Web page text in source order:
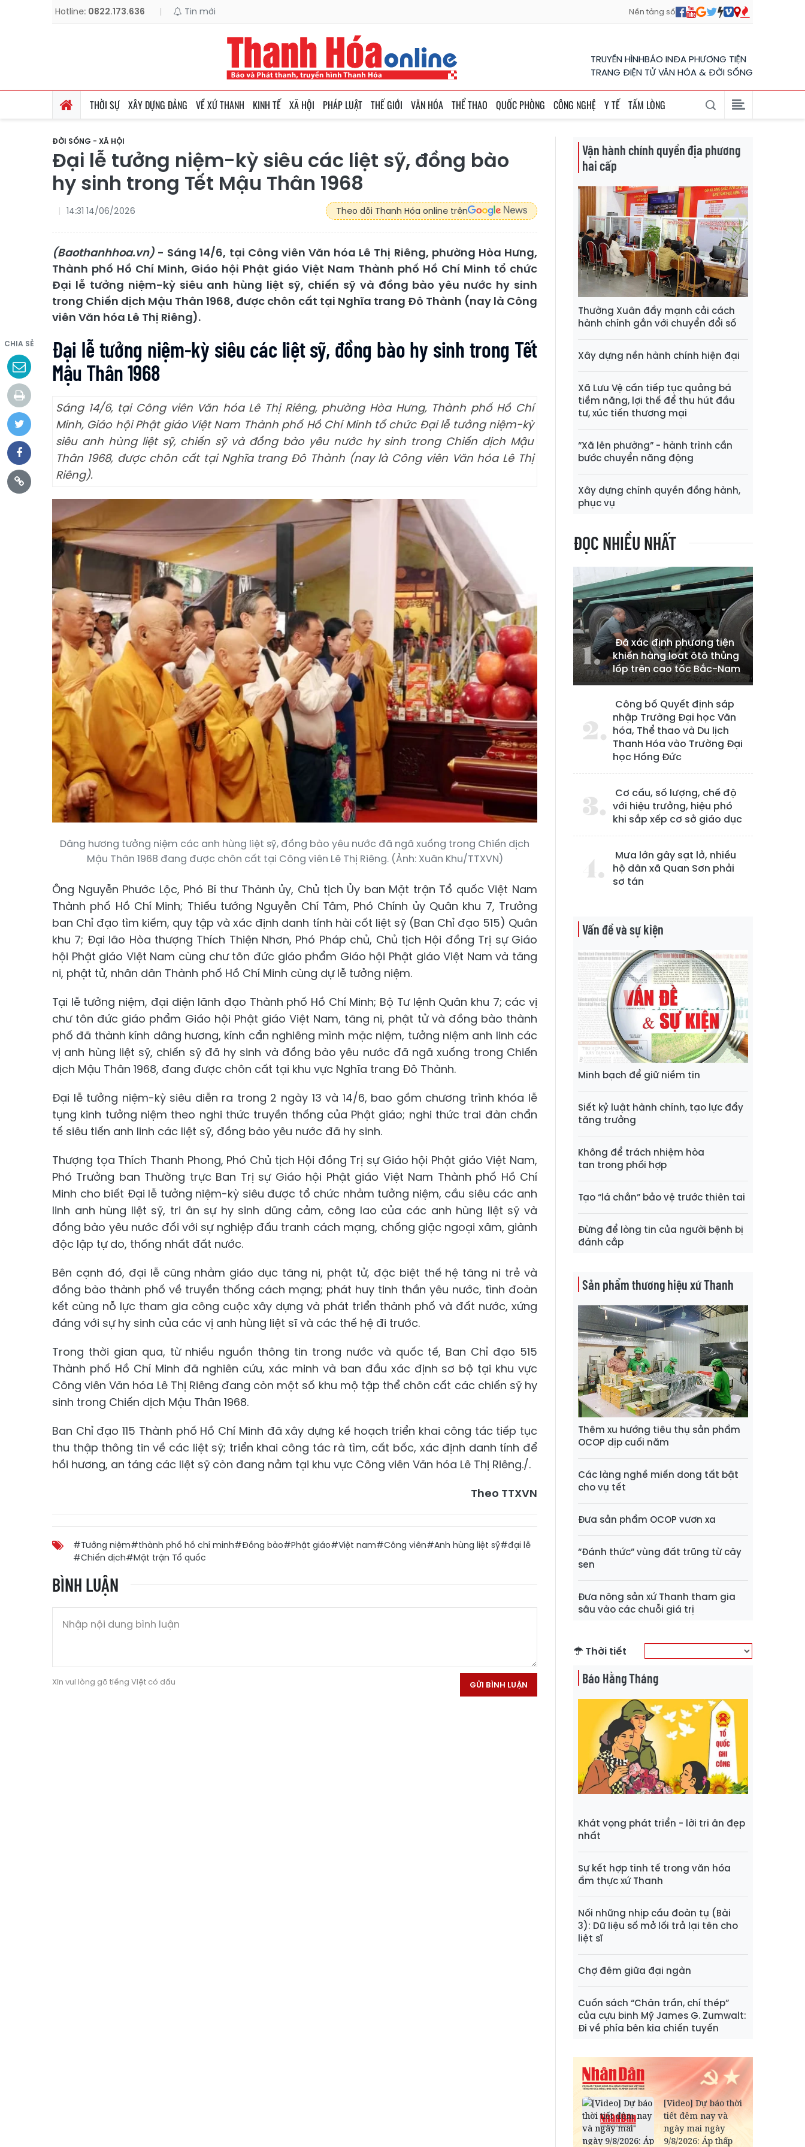
Hotline: 0822.173.636 | Tin mới Nền tảng số
TRUYỀN HÌNHBÁO INĐA PHƯƠNG TIỆN
TRANG ĐIỆN TỬ VĂN HÓA & ĐỜI SỐNG
THỜI SỰ XÂY DỰNG ĐẢNG VỀ XỨ THANH KINH TẾ XÃ HỘI PHÁP LUẬT THẾ GIỚI VĂN HÓA THỂ THAO QUỐC PHÒNG CÔNG NGHỆ Y TẾ TẤM LÒNG
ĐỜI SỐNG - XÃ HỘI
Đại lễ tưởng niệm-kỳ siêu các liệt sỹ, đồng bào
hy sinh trong Tết Mậu Thân 1968
14:31 14/06/2026 Theo dõi Thanh Hóa online trên
(Baothanhhoa.vn) - Sáng 14/6, tại Công viên Văn hóa Lê Thị Riêng, phường Hòa Hưng,
Thành phố Hồ Chí Minh, Giáo hội Phật giáo Việt Nam Thành phố Hồ Chí Minh tổ chức
Đại lễ tưởng niệm-kỳ siêu anh hùng liệt sỹ, chiến sỹ và đồng bào yêu nước hy sinh
trong Chiến dịch Mậu Thân 1968, được chôn cất tại Nghĩa trang Đô Thành (nay là Công
viên Văn hóa Lê Thị Riêng).
CHIA SẺ
Đại lễ tưởng niệm-kỳ siêu các liệt sỹ, đồng bào hy sinh trong Tết
Mậu Thân 1968
Sáng 14/6, tại Công viên Văn hóa Lê Thị Riêng, phường Hòa Hưng, Thành phố Hồ Chí
Minh, Giáo hội Phật giáo Việt Nam Thành phố Hồ Chí Minh tổ chức Đại lễ tưởng niệm-kỳ
siêu anh hùng liệt sỹ, chiến sỹ và đồng bào yêu nước hy sinh trong Chiến dịch Mậu
Thân 1968, được chôn cất tại Nghĩa trang Đô Thành (nay là Công viên Văn hóa Lê Thị
Riêng).
Dâng hương tưởng niệm các anh hùng liệt sỹ, đồng bào yêu nước đã ngã xuống trong Chiến dịch
Mậu Thân 1968 đang được chôn cất tại Công viên Lê Thị Riêng. (Ảnh: Xuân Khu/TTXVN)
Ông Nguyễn Phước Lộc, Phó Bí thư Thành ủy, Chủ tịch Ủy ban Mặt trận Tổ quốc Việt Nam
Thành phố Hồ Chí Minh; Thiếu tướng Nguyễn Chí Tâm, Phó Chính ủy Quân khu 7, Trưởng
ban Chỉ đạo tìm kiếm, quy tập và xác định danh tính hài cốt liệt sỹ (Ban Chỉ đạo 515) Quân
khu 7; Đại lão Hòa thượng Thích Thiện Nhơn, Phó Pháp chủ, Chủ tịch Hội đồng Trị sự Giáo
hội Phật giáo Việt Nam cùng chư tôn đức giáo phẩm Giáo hội Phật giáo Việt Nam và tăng
ni, phật tử, nhân dân Thành phố Hồ Chí Minh cùng dự lễ tưởng niệm.
Tại lễ tưởng niệm, đại diện lãnh đạo Thành phố Hồ Chí Minh; Bộ Tư lệnh Quân khu 7; các vị
chư tôn đức giáo phẩm Giáo hội Phật giáo Việt Nam, tăng ni, phật tử và đồng bào thành
phố đã thành kính dâng hương, kính cẩn nghiêng mình mặc niệm, tưởng niệm anh linh các
vị anh hùng liệt sỹ, chiến sỹ đã hy sinh và đồng bào yêu nước đã ngã xuống trong Chiến
dịch Mậu Thân 1968, đang được chôn cất tại khu vực Nghĩa trang Đô Thành.
Đại lễ tưởng niệm-kỳ siêu diễn ra trong 2 ngày 13 và 14/6, bao gồm chương trình khóa lễ
tụng kinh tưởng niệm theo nghi thức truyền thống của Phật giáo; nghi thức trai đàn chẩn
tế siêu tiến anh linh các liệt sỹ, đồng bào yêu nước đã hy sinh.
Thượng tọa Thích Thanh Phong, Phó Chủ tịch Hội đồng Trị sự Giáo hội Phật giáo Việt Nam,
Phó Trưởng ban Thường trực Ban Trị sự Giáo hội Phật giáo Việt Nam Thành phố Hồ Chí
Minh cho biết Đại lễ tưởng niệm-kỳ siêu được tổ chức nhằm tưởng niệm, cầu siêu các anh
linh anh hùng liệt sỹ, tri ân sự hy sinh dũng cảm, công lao của các anh hùng liệt sỹ và
đồng bào yêu nước đối với sự nghiệp đấu tranh cách mạng, chống giặc ngoại xâm, giành
độc lập tự do, thống nhất đất nước.
Bên cạnh đó, đại lễ cũng nhằm giáo dục tăng ni, phật tử, đặc biệt thế hệ tăng ni trẻ và
đồng bào thành phố về truyền thống cách mạng; phát huy tinh thần yêu nước, tình đoàn
kết cùng nỗ lực tham gia công cuộc xây dựng và phát triển thành phố và đất nước, xứng
đáng với sự hy sinh của các vị anh hùng liệt sĩ và các thế hệ đi trước.
Trong thời gian qua, từ nhiều nguồn thông tin trong nước và quốc tế, Ban Chỉ đạo 515
Thành phố Hồ Chí Minh đã nghiên cứu, xác minh và ban đầu xác định sơ bộ tại khu vực
Công viên Văn hóa Lê Thị Riêng đang còn một số khu mộ tập thể chôn cất các chiến sỹ hy
sinh trong Chiến dịch Mậu Thân 1968.
Ban Chỉ đạo 115 Thành phố Hồ Chí Minh đã xây dựng kế hoạch triển khai công tác tiếp tục
thu thập thông tin về các liệt sỹ; triển khai công tác rà tìm, cất bốc, xác định danh tính để
hồi hương, an táng các liệt sỹ còn đang nằm tại khu vực Công viên Văn hóa Lê Thị Riêng./.
Theo TTXVN
#Tưởng niệm#thành phố hồ chí minh#Đồng bào#Phật giáo#Việt nam#Công viên#Anh hùng liệt sỹ#đại lễ
#Chiến dịch#Mặt trận Tổ quốc
BÌNH LUẬN
Xin vui lòng gõ tiếng Việt có dấu GỬI BÌNH LUẬN
Vận hành chính quyền địa phương
hai cấp
Thường Xuân đẩy mạnh cải cách
hành chính gắn với chuyển đổi số
Xây dựng nền hành chính hiện đại
Xã Lưu Vệ cần tiếp tục quảng bá
tiềm năng, lợi thế để thu hút đầu
tư, xúc tiến thương mại
“Xã lên phường” - hành trình cần
bước chuyển năng động
Xây dựng chính quyền đồng hành,
phục vụ
ĐỌC NHIỀU NHẤT
Đã xác định phương tiện
khiến hàng loạt ôtô thủng
lốp trên cao tốc Bắc-Nam
Công bố Quyết định sáp
nhập Trường Đại học Văn
hóa, Thể thao và Du lịch
Thanh Hóa vào Trường Đại
học Hồng Đức
Cơ cấu, số lượng, chế độ
với hiệu trưởng, hiệu phó
khi sắp xếp cơ sở giáo dục
Mưa lớn gây sạt lở, nhiều
hộ dân xã Quan Sơn phải
sơ tán
Vấn đề và sự kiện
Minh bạch để giữ niềm tin
Siết kỷ luật hành chính, tạo lực đẩy
tăng trưởng
Không để trách nhiệm hòa
tan trong phối hợp
Tạo “lá chắn” bảo vệ trước thiên tai
Đừng để lòng tin của người bệnh bị
đánh cắp
Sản phẩm thương hiệu xứ Thanh
Thêm xu hướng tiêu thụ sản phẩm
OCOP dịp cuối năm
Các làng nghề miến dong tất bật
cho vụ tết
Đưa sản phẩm OCOP vươn xa
“Đánh thức” vùng đất trũng từ cây
sen
Đưa nông sản xứ Thanh tham gia
sâu vào các chuỗi giá trị
Thời tiết
Báo Hằng Tháng
Khát vọng phát triển - lời tri ân đẹp
nhất
Sự kết hợp tinh tế trong văn hóa
ẩm thực xứ Thanh
Nối những nhịp cầu đoàn tụ (Bài
3): Dữ liệu số mở lối trả lại tên cho
liệt sĩ
Chợ đêm giữa đại ngàn
Cuốn sách “Chân trần, chí thép”
của cựu binh Mỹ James G. Zumwalt:
Đi về phía bên kia chiến tuyến